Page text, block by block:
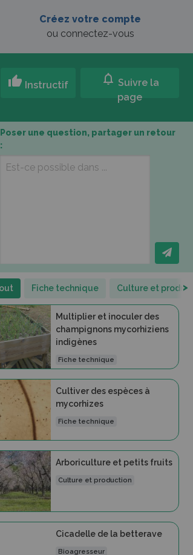
Créez votre compte
ou connectez-vous
thumb_up Instructif notifications Suivre la
page
Poser une question, partager un retour
:
Fiche technique Culture et >
Multiplier et inoculer des
champignons mycorhiziens
indigènes
Fiche technique
Cultiver des espèces à
mycorhizes
Fiche technique
Arboriculture et petits fruits
Culture et production
Cicadelle de la betterave
Bioagresseur